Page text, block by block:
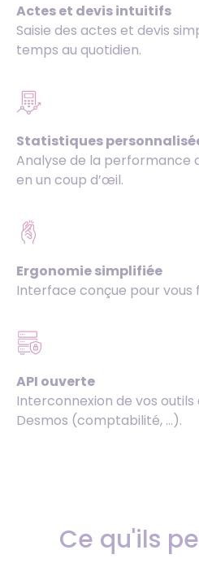
Actes et devis intuitifs
Saisie des actes et devis
temps au quotidien.
Statistiques
Analyse de la performance
en un coup d’œil.
Ergonomie simplifiée
Interface conçue pour vous
API ouverte
Interconnexion de vos
Desmos (comptabilité, …).
Ce qu'ils